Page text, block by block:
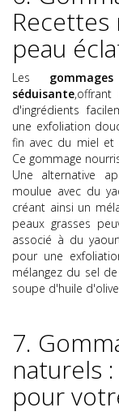
peau
Les
séduisante,offrant
d'ingrédients
une exfoliation
fin avec du miel et
Ce gommage
Une alternative
moulue avec du
créant ainsi un
peaux grasses
associé à du
pour une
mélangez du sel
soupe d'huile
7.
naturels
pour